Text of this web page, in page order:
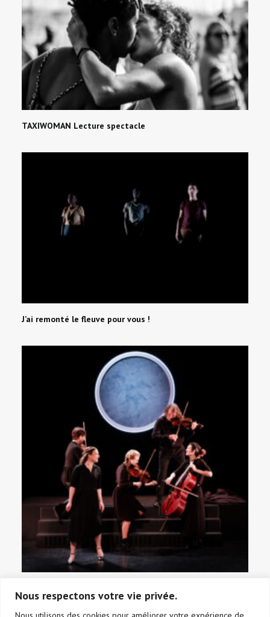
Nous respectons votre vie privée.
TAXIWOMAN Lecture spectacle
J’ai remonté le fleuve pour vous !